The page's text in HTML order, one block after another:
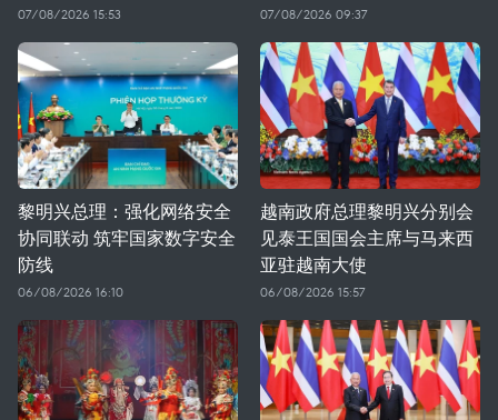
07/08/2026 15:53 07/08/2026 09:37
黎明兴总理：强化网络安全
协同联动 筑牢国家数字安全
防线
06/08/2026 16:10
越南政府总理黎明兴分别会
见泰王国国会主席与马来西
亚驻越南大使
06/08/2026 15:57